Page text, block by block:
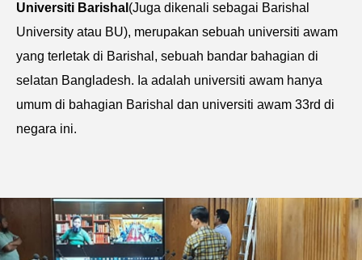
Universiti Barishal (Juga dikenali sebagai Barishal
University atau BU), merupakan sebuah universiti awam
yang terletak di Barishal, sebuah bandar bahagian di
selatan Bangladesh. Ia adalah universiti awam hanya
umum di bahagian Barishal dan universiti awam 33rd di
negara ini.